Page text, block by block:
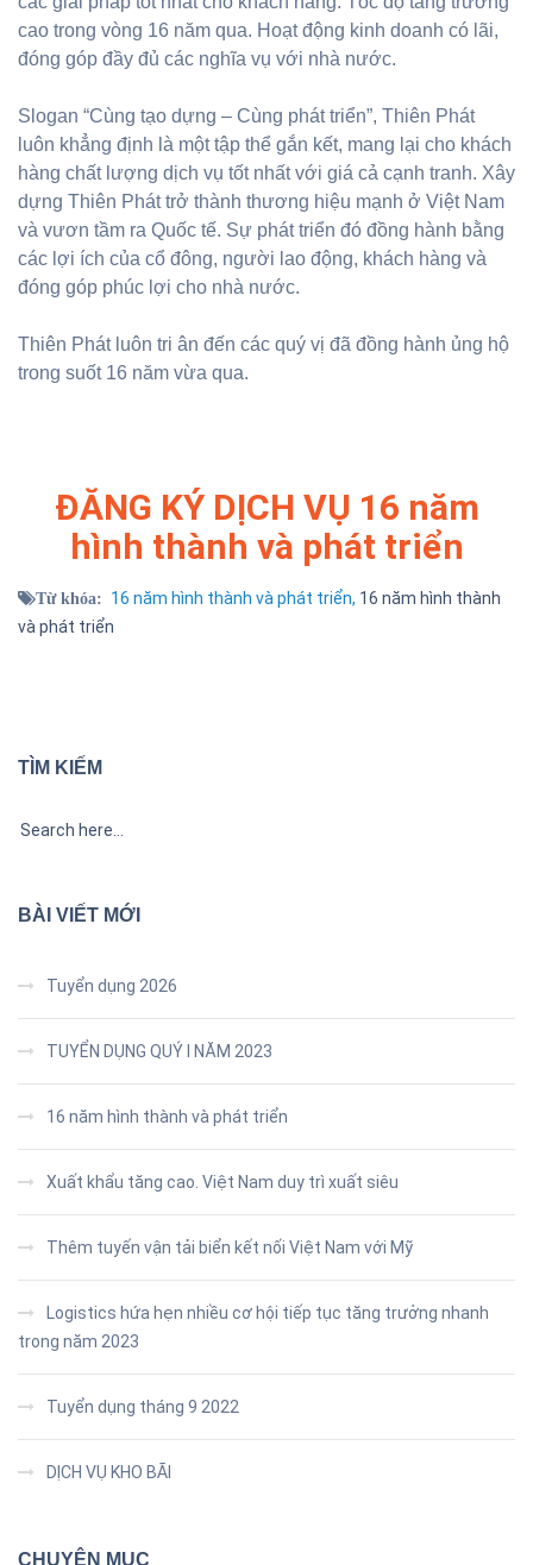
cao trong vòng 16 năm qua. Hoạt động kinh doanh có lãi,
đóng góp đầy đủ các nghĩa vụ với nhà nước.
Slogan “Cùng tạo dựng – Cùng phát triển”, Thiên Phát
luôn khẳng định là một tập thể gắn kết, mang lại cho khách
hàng chất lượng dịch vụ tốt nhất với giá cả cạnh tranh. Xây
dựng Thiên Phát trở thành thương hiệu mạnh ở Việt Nam
và vươn tầm ra Quốc tế. Sự phát triển đó đồng hành bằng
các lợi ích của cổ đông, người lao động, khách hàng và
đóng góp phúc lợi cho nhà nước.
Thiên Phát luôn tri ân đến các quý vị đã đồng hành ủng hộ
trong suốt 16 năm vừa qua.
ĐĂNG KÝ DỊCH VỤ 16 năm
hình thành và phát triển
Từ khóa: 16 năm hình thành và phát triển, 16 năm hình thành
và phát triển
TÌM KIẾM
BÀI VIẾT MỚI
Tuyển dụng 2026
TUYỂN DỤNG QUÝ I NĂM 2023
16 năm hình thành và phát triển
Xuất khẩu tăng cao. Việt Nam duy trì xuất siêu
Thêm tuyến vận tải biển kết nối Việt Nam với Mỹ
Logistics hứa hẹn nhiều cơ hội tiếp tục tăng trưởng nhanh
trong năm 2023
Tuyển dụng tháng 9 2022
DỊCH VỤ KHO BÃI
CHUYÊN MỤC